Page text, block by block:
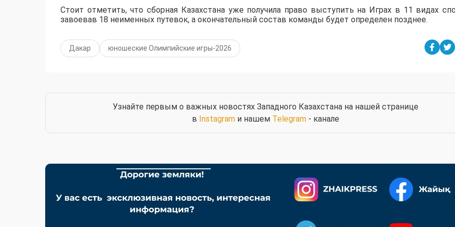
Стоит отметить, что сборная Казахстана уже получила право выступить на Играх в 11 видах
завоевав 18 неименных путевок, а окончательный состав команды будет определен позднее.
Дакар юношеские Олимпийские игры-2026
Узнайте первым о важных новостях Западного Казахстана на нашей странице
в Instagramи нашем Telegram- канале